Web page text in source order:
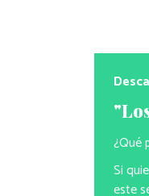
¿Qué
Si
este